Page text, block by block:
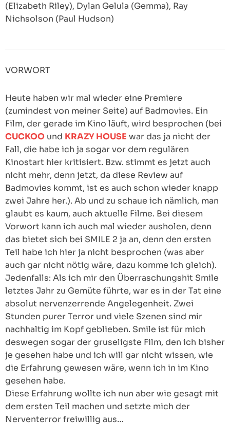
(Elizabeth Riley), Dylan Gelula (Gemma), Ray
Nichsolson (Paul Hudson)
VORWORT
Heute haben wir mal wieder eine Premiere
(zumindest von meiner Seite) auf Badmovies. Ein
Film, der gerade im Kino läuft, wird besprochen (bei
CUCKOO und KRAZY HOUSE war das ja nicht der
Fall, die habe ich ja sogar vor dem regulären
Kinostart hier kritisiert. Bzw. stimmt es jetzt auch
nicht mehr, denn jetzt, da diese Review auf
Badmovies kommt, ist es auch schon wieder knapp
zwei Jahre her.). Ab und zu schaue ich nämlich, man
glaubt es kaum, auch aktuelle Filme. Bei diesem
Vorwort kann ich auch mal wieder ausholen, denn
das bietet sich bei SMILE 2 ja an, denn den ersten
Teil habe ich hier ja nicht besprochen (was aber
auch gar nicht nötig wäre, dazu komme ich gleich).
Jedenfalls: Als ich mir den Überraschungshit Smile
letztes Jahr zu Gemüte führte, war es in der Tat eine
absolut nervenzerrende Angelegenheit. Zwei
Stunden purer Terror und viele Szenen sind mir
nachhaltig im Kopf geblieben. Smile ist für mich
deswegen sogar der gruseligste Film, den ich bisher
je gesehen habe und ich will gar nicht wissen, wie
die Erfahrung gewesen wäre, wenn ich in im Kino
gesehen habe.
Diese Erfahrung wollte ich nun aber wie gesagt mit
dem ersten Teil machen und setzte mich der
Nerventerror freiwillig aus…